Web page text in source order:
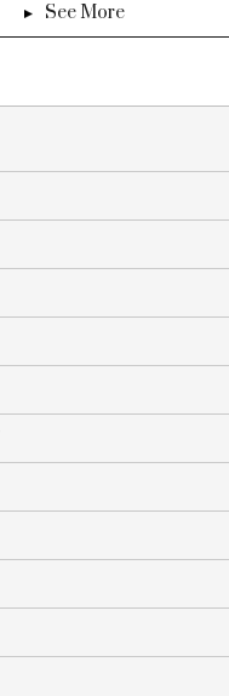
See More